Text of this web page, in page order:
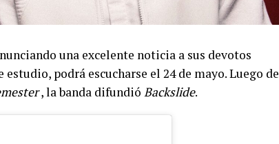
una excelente noticia a sus devotos
estudio, podrá escucharse el 24 de mayo. Luego de
, la banda difundió Backslide.